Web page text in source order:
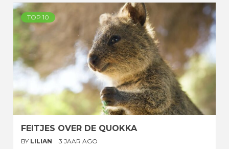
TOP 10
FEITJES OVER DE QUOKKA
BY LILIAN 3 JAAR AGO